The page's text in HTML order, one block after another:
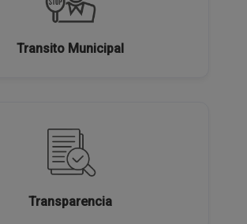
Transito Municipal
Transparencia